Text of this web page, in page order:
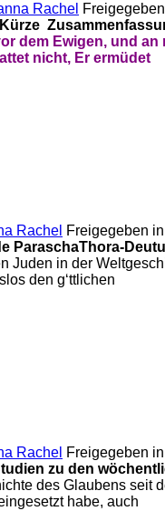
Rachel
dem Ewigen, und an
nicht, Er ermüdet
Rachel Freigegeben in
ParaschaThora-
Juden in der
den g‘ttlichen
Rachel Freigegeben in
zu den
des Glaubens seit
habe, auch